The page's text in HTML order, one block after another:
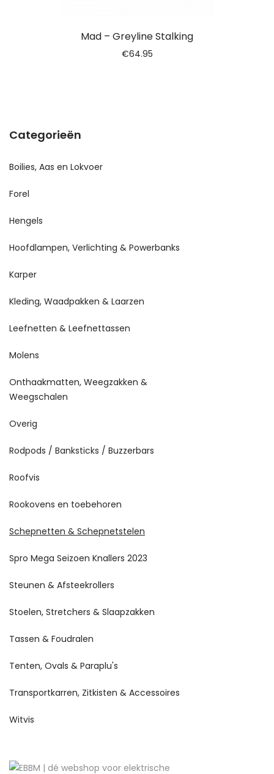
Mad – Greyline Stalking
€64.95
Categorieën
Boilies, Aas en Lokvoer
Forel
Hengels
Hoofdlampen, Verlichting & Powerbanks
Karper
Kleding, Waadpakken & Laarzen
Leefnetten & Leefnettassen
Molens
Onthaakmatten, Weegzakken &
Weegschalen
Overig
Rodpods / Banksticks / Buzzerbars
Roofvis
Rookovens en toebehoren
Schepnetten & Schepnetstelen
Spro Mega Seizoen Knallers 2023
Steunen & Afsteekrollers
Stoelen, Stretchers & Slaapzakken
Tassen & Foudralen
Tenten, Ovals & Paraplu's
Transportkarren, Zitkisten & Accessoires
Witvis